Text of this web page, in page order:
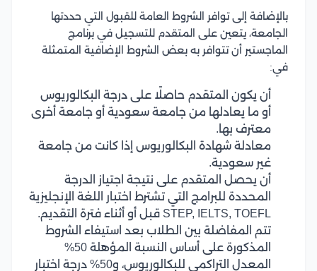
بالإضافة إلى توافر الشروط العامة للقبول التي حددتها
الجامعة، يتعين على المتقدم للتسجيل في برنامج
الماجستير أن تتوافر به بعض الشروط الإضافية المتمثلة
في:
أن يكون المتقدم حاصلًا على درجة البكالوريوس
أو ما يعادلها من جامعة سعودية أو جامعة أخرى
معترف بها.
معادلة شهادة البكالوريوس إذا كانت من جامعة
غير سعودية.
أن يحصل المتقدم على نتيجة اجتياز الدرجة
المحددة للبرامج التي تشترط اختبار اللغة الإنجليزية
STEP, IELTS, TOEFL قبل أو أثناء فترة التقديم.
تتم المفاضلة بين الطلاب بعد استيفاء الشروط
المذكورة على أساس النسبة المؤهلة 50%
المعدل التراكمي للبكالوريوس، و50% درجة اختبار